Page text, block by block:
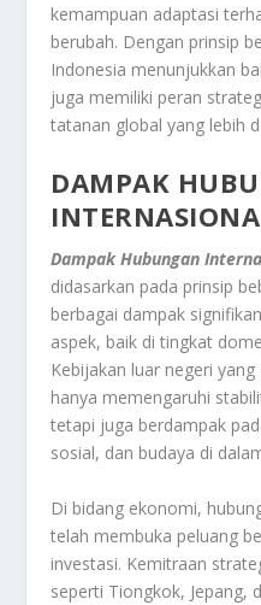
kemampuan adaptasi
berubah. Dengan prinsip
Indonesia menunjukkan
juga memiliki peran
tatanan global yang lebih
DAMPAK
Dampak Hubungan
didasarkan pada prinsip
berbagai dampak
aspek, baik di tingkat
Kebijakan luar negeri
hanya memengaruhi
tetapi juga berdampak
sosial, dan budaya di
Di bidang ekonomi,
telah membuka peluang
investasi. Kemitraan
seperti Tiongkok, Jepang,